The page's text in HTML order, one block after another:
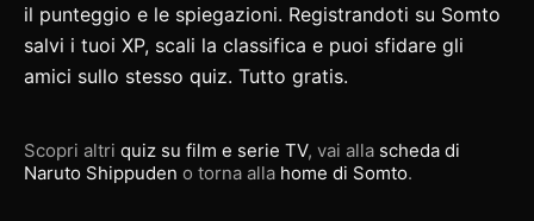
il punteggio e le spiegazioni. Registrandoti su Somto
salvi i tuoi XP, scali la classifica e puoi sfidare gli
amici sullo stesso quiz. Tutto gratis.
Scopri altri quiz su film e serie TV, vai alla scheda di
Naruto Shippuden o torna alla home di Somto.